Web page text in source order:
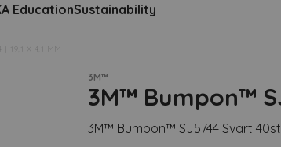
EducationSustainability
19,1 X 4,1 MM
3M™
3M™ Bumpon™
3M™ Bumpon™ SJ5744 Svart